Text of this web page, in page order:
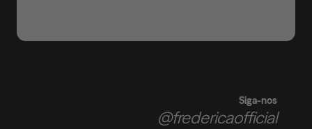
Siga-nos
@fredericaofficial